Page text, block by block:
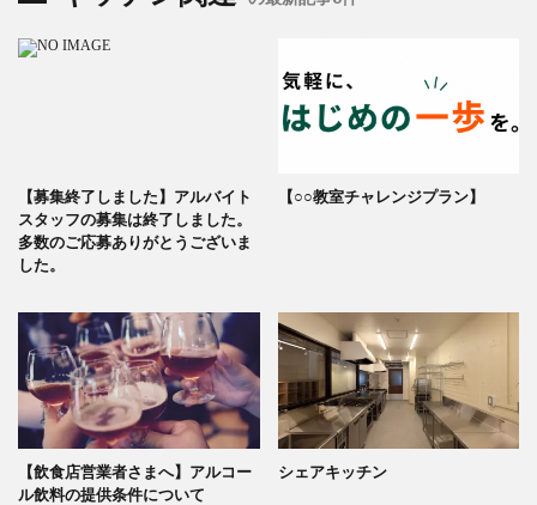
【募集終了しました】アルバイト
スタッフの募集は終了しました。
多数のご応募ありがとうございま
した。
【○○教室チャレンジプラン】
【飲食店営業者さまへ】アルコー
ル飲料の提供条件について
シェアキッチン